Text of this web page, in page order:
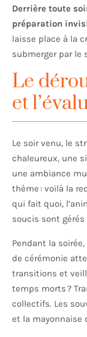
Derrière toute
préparation
laisse place à la
submerger par le
Le
et
Le soir venu, le
chaleureux, une
une ambiance
thème : voilà la
qui fait quoi,
soucis sont
Pendant la
de cérémonie
transitions et
temps morts ?
collectifs. Les
et la mayonnaise